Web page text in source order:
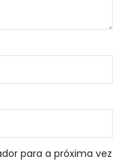
para a próxima vez